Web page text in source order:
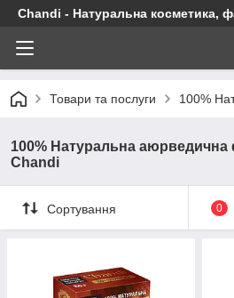
Chandi - Натуральна косметика,
Товари та послуги 100%
100% Натуральна
Chandi
Сортування 0